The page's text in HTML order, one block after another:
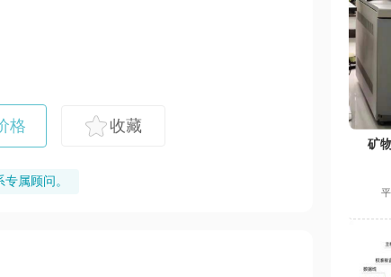
格 收藏
属顾问。
矿